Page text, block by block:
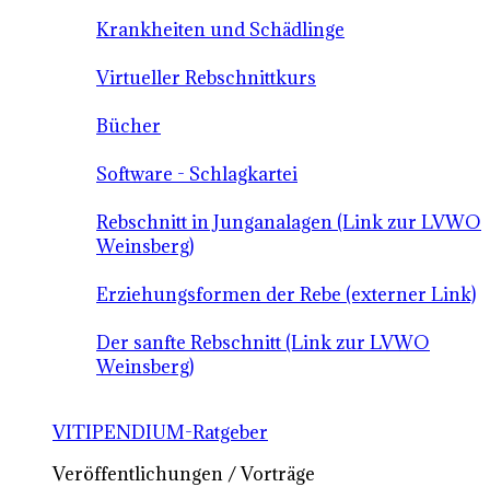
Krankheiten und Schädlinge
Virtueller Rebschnittkurs
Bücher
Software - Schlagkartei
Rebschnitt in Junganalagen (Link zur LVWO
Weinsberg)
Erziehungsformen der Rebe (externer Link)
Der sanfte Rebschnitt (Link zur LVWO
Weinsberg)
VITIPENDIUM-Ratgeber
Veröffentlichungen / Vorträge